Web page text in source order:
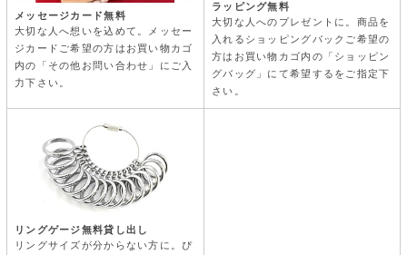
メッセージカード無料
大切な人へ想いを込めて。メッセー
ジカードご希望の方はお買い物カゴ
内の「その他お問い合わせ」にご入
力下さい。
ラッピング無料
大切な人へのプレゼントに。商品を
入れるショッピングバックご希望の
方はお買い物カゴ内の「ショッピン
グバッグ」にて希望するをご指定下
さい。
リングゲージ無料貸し出し
リングサイズが分からない方に。ぴ